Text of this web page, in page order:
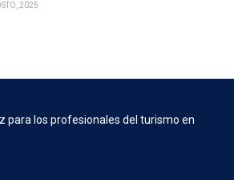
2025
para los profesionales del turismo en